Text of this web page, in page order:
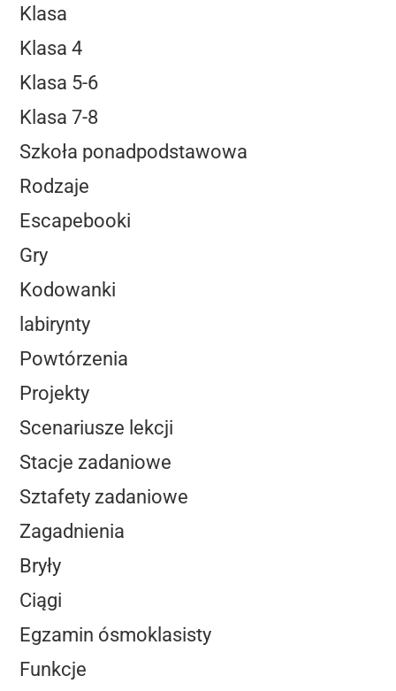
Klasa
Klasa 4
Klasa 5-6
Klasa 7-8
Szkoła ponadpodstawowa
Rodzaje
Escapebooki
Gry
Kodowanki
labirynty
Powtórzenia
Projekty
Scenariusze lekcji
Stacje zadaniowe
Sztafety zadaniowe
Zagadnienia
Bryły
Ciągi
Egzamin ósmoklasisty
Funkcje